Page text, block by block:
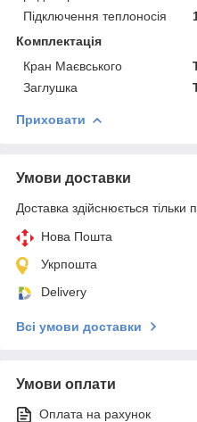
Підключення теплоносія
Комплектація
Кран Маєвського
Заглушка
Приховати
Умови доставки
Доставка здійснюється тільки
Нова Пошта
Укрпошта
Delivery
Всі умови доставки
Умови оплати
Оплата на рахунок